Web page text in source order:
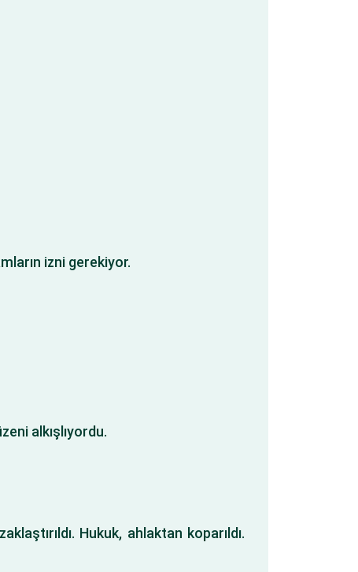
izni gerekiyor.
alkışlıyordu.
Hukuk, ahlaktan koparıldı.